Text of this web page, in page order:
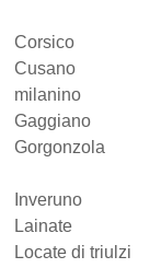
Corsico
Cusano
milanino
Gaggiano
Gorgonzola
Inveruno
Lainate
Locate di triulzi